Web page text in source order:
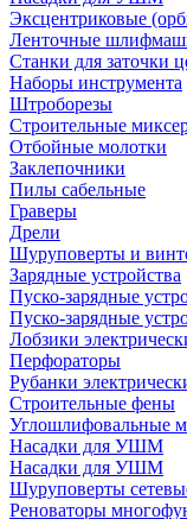
Эксцентриковые
Ленточные
Станки для заточки
Наборы инструмента
Штроборезы
Строительные
Отбойные молотки
Заклепочники
Пилы сабельные
Граверы
Дрели
Шуруповерты и
Зарядные устройства
Пуско-зарядные
Пуско-зарядные
Лобзики
Перфораторы
Рубанки
Строительные фены
Углошлифовальные
Насадки для УШМ
Насадки для УШМ
Шуруповерты
Реноваторы